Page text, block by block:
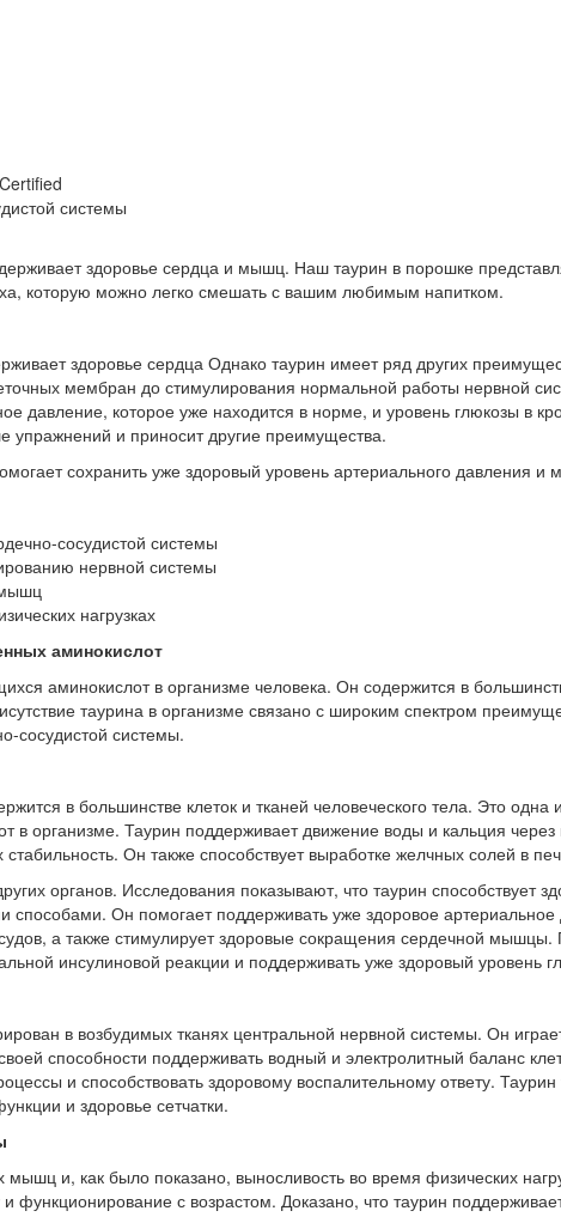
системы
здоровье сердца и мышц. Наш таурин в порошке
которую можно легко смешать с вашим любимым напитком.
здоровье сердца Однако таурин имеет ряд других
мембран до стимулирования нормальной работы нервной
давление, которое уже находится в норме, и уровень глюкозы в
упражнений и приносит другие преимущества.
сохранить уже здоровый уровень артериального давления и
сосудистой системы
нервной системы
нагрузках
аминокислот
аминокислот в организме человека. Он содержится в
таурина в организме связано с широким спектром
сосудистой системы.
в большинстве клеток и тканей человеческого тела. Это одна
в организме. Таурин поддерживает движение воды и кальция через
Он также способствует выработке желчных солей в
органов. Исследования показывают, что таурин способствует
способами. Он помогает поддерживать уже здоровое артериальное
а также стимулирует здоровые сокращения сердечной
инсулиновой реакции и поддерживать уже здоровый уровень
в возбудимых тканях центральной нервной системы. Он
способности поддерживать водный и электролитный баланс
и способствовать здоровому воспалительному ответу. Таурин
и здоровье сетчатки.
и, как было показано, выносливость во время физических
с возрастом. Доказано, что таурин